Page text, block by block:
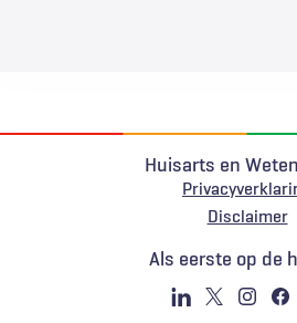
Huisarts en
Voet
Disclaimer
Als eerste op de